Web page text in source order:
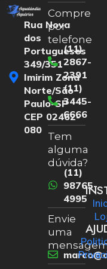
Rua Nova
dos
Portugueses
349/351
Imirim Zona
Norte/São
Paulo-SP
CEP 02462-
080
Compre
por
telefone
(11)
2867-
2391
(11)
3445-
6666
Tem
alguma
dúvida?
(11)
98765-
4995
Envie
uma